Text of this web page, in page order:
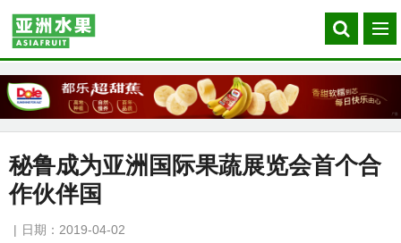
Search
our
菜
单
秘鲁成为亚洲国际果蔬展览会首个合
作伙伴国
日期：2019-04-02